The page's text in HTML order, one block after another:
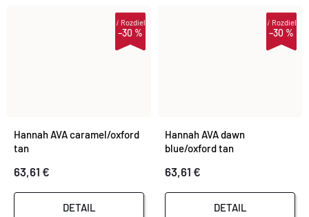
–30 %
iRozdiel
Hannah AVA caramel/oxford
tan
63,61 €
DETAIL
–30 %
iRozdiel
Hannah AVA dawn
blue/oxford tan
63,61 €
DETAIL